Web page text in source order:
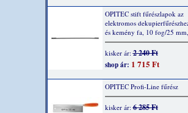
OPITEC stift fűrészlapok az
elektromos
és kemény fa, 10 fog/25
kisker ár:2 240 Ft
shop ár: 1 715 Ft
OPITEC Profi-Line fűrész
kisker ár:6 285 Ft